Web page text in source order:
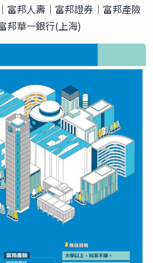
富邦人壽｜富邦證券｜富邦產險
邦華一銀行(上海)